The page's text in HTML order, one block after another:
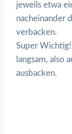
jeweils etwa
nacheinander
verbacken.
Super
langsam, also
ausbacken.